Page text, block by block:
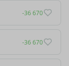
-36 670
-36 670